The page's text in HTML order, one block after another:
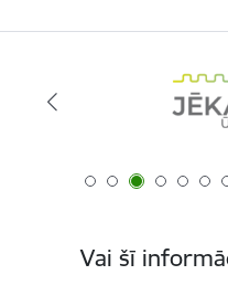
Vai šī